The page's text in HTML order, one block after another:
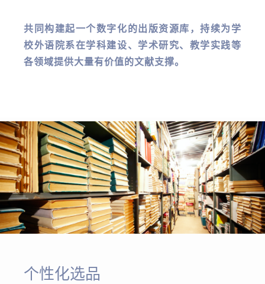
共同构建起一个数字化的出版资源库，持续为学
校外语院系在学科建设、学术研究、教学实践等
各领域提供大量有价值的文献支撑。
个性化选品